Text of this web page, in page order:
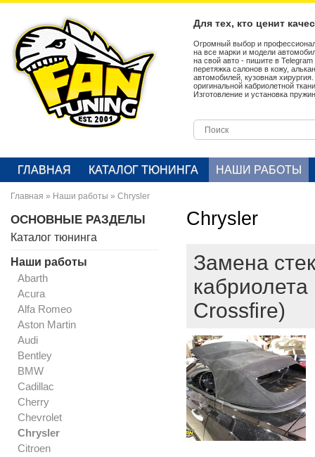
Для тех, кто ценит
Огромный выбор и
на все марки и модели
на свой авто - пишите в
перетяжка салонов в кожу,
автомобилей, кузовная
оригинальной кабриолетной
Изготовление и установка
ГЛАВНАЯ КАТАЛОГ ТЮНИНГА НАШИ РАБОТЫ
Главная » Наши работы » Chrysler
ОСНОВНЫЕ РАЗДЕЛЫ
Каталог тюнинга
Наши работы
Abarth
Acura
Alfa Romeo
Aston Martin
Audi
Bentley
BMW
Cadillac
Cherry
Chevrolet
Chrysler
Citroen
Chrysler
Замена
Crossfire)